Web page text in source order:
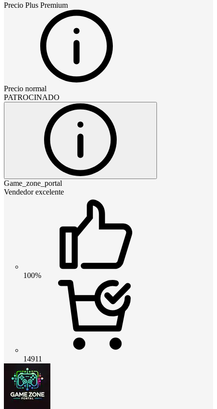
Precio Plus Premium
Precio normal
PATROCINADO
Game_zone_portal
Vendedor excelente
100%
14911